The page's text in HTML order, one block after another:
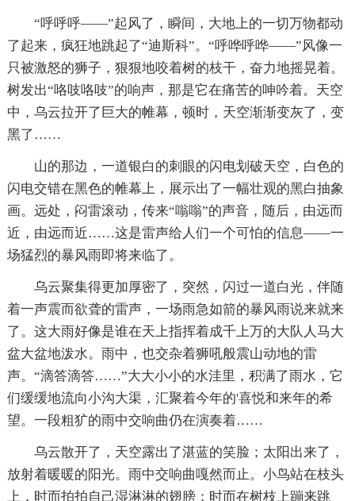
“呼呼呼——”起风了，瞬间，大地上的一切万物都动
了起来，疯狂地跳起了“迪斯科”。“呼哗呼哗——”风像一
只被激怒的狮子，狠狠地咬着树的枝干，奋力地摇晃着。
树发出“咯吱咯吱”的响声，那是它在痛苦的呻吟着。天空
中，乌云拉开了巨大的帷幕，顿时，天空渐渐变灰了，变
黑了……
山的那边，一道银白的刺眼的闪电划破天空，白色的
闪电交错在黑色的帷幕上，展示出了一幅壮观的黑白抽象
画。远处，闷雷滚动，传来“嗡嗡”的声音，随后，由远而
近，由远而近……这是雷声给人们一个可怕的信息——一
场猛烈的暴风雨即将来临了。
乌云聚集得更加厚密了，突然，闪过一道白光，伴随
着一声震而欲聋的雷声，一场雨急如箭的暴风雨说来就来
了。这大雨好像是谁在天上指挥着成千上万的大队人马大
盆大盆地泼水。雨中，也交杂着狮吼般震山动地的雷
声。“滴答滴答……”大大小小的水洼里，积满了雨水，它
们缓缓地流向小沟大渠，汇聚着今年的'喜悦和来年的希
望。一段粗犷的雨中交响曲仍在演奏着……
乌云散开了，天空露出了湛蓝的笑脸；太阳出来了，
放射着暖暖的阳光。雨中交响曲嘎然而止。小鸟站在枝头
上，时而拍拍自己湿淋淋的翅膀；时而在树枝上蹦来跳